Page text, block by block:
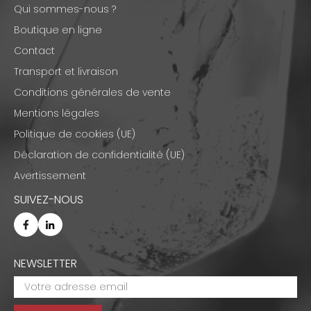
Qui sommes-nous ?
Boutique en ligne
Contact
Transport et livraison
Conditions générales de vente
Mentions légales
Politique de cookies (UE)
Déclaration de confidentialité (UE)
Avertissement
SUIVEZ-NOUS
NEWSLETTER